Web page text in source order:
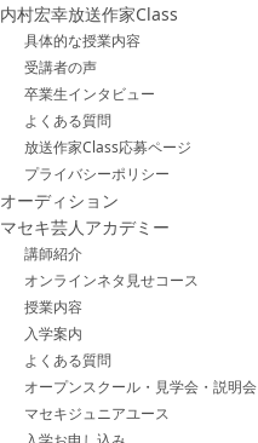
内村宏幸放送作家Class
具体的な授業内容
受講者の声
卒業生インタビュー
よくある質問
放送作家Class応募ページ
プライバシーポリシー
オーディション
マセキ芸人アカデミー
講師紹介
オンラインネタ見せコース
授業内容
入学案内
よくある質問
オープンスクール・見学会・説明会
マセキジュニアユース